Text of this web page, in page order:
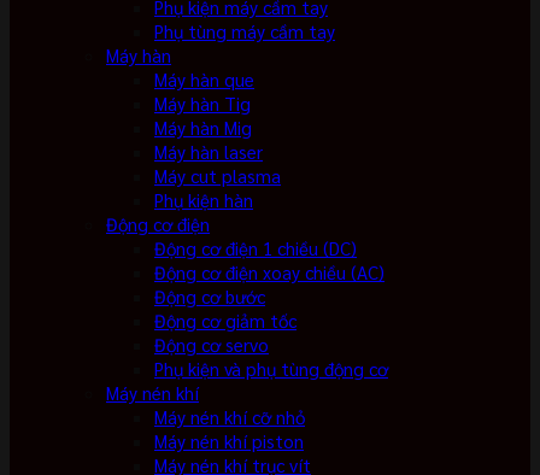
Phụ kiện máy cầm tay
Phụ tùng máy cầm tay
Máy hàn
Máy hàn que
Máy hàn Tig
Máy hàn Mig
Máy hàn laser
Máy cut plasma
Phụ kiện hàn
Động cơ điện
Động cơ điện 1 chiều (DC)
Động cơ điện xoay chiều (AC)
Động cơ bước
Động cơ giảm tốc
Động cơ servo
Phụ kiện và phụ tùng động cơ
Máy nén khí
Máy nén khí cỡ nhỏ
Máy nén khí piston
Máy nén khí trục vít